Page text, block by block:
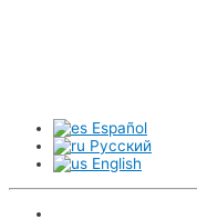
Español
Русский
English